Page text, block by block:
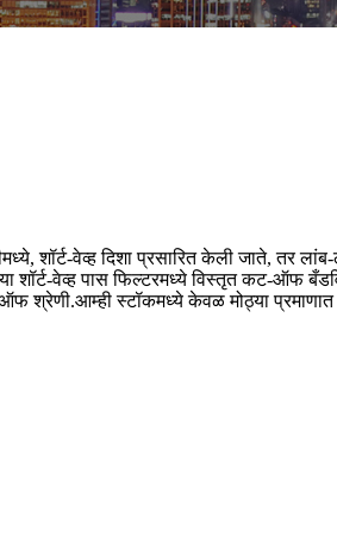
शॉर्ट-वेव्ह दिशा प्रसारित केली जाते, तर
शॉर्ट-वेव्ह पास फिल्टरमध्ये विस्तृत कट-
श्रेणी.आम्ही स्टॉकमध्ये केवळ मोठ्या